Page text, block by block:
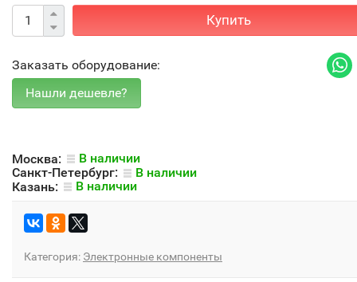
Купить
Заказать оборудование:
Москва:
В наличии
Санкт-Петербург:
В наличии
Казань:
В наличии
Категория: Электронные компоненты